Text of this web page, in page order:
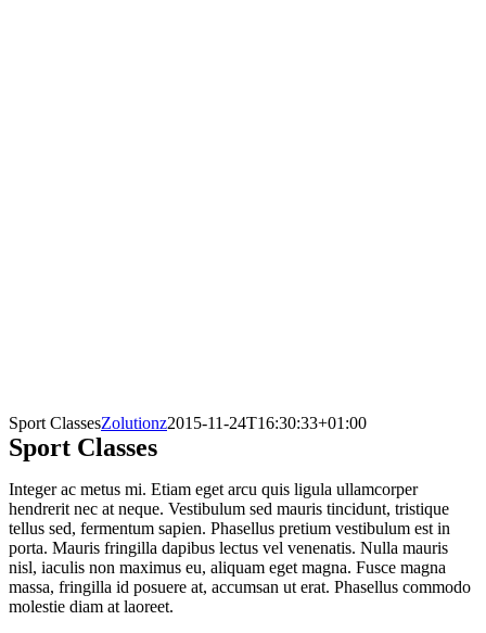
Sport ClassesZolutionz2015-11-24T16:30:33+01:00
Sport Classes
Integer ac metus mi. Etiam eget arcu quis ligula ullamcorper
hendrerit nec at neque. Vestibulum sed mauris tincidunt, tristique
tellus sed, fermentum sapien. Phasellus pretium vestibulum est in
porta. Mauris fringilla dapibus lectus vel venenatis. Nulla mauris
nisl, iaculis non maximus eu, aliquam eget magna. Fusce magna
massa, fringilla id posuere at, accumsan ut erat. Phasellus commodo
molestie diam at laoreet.